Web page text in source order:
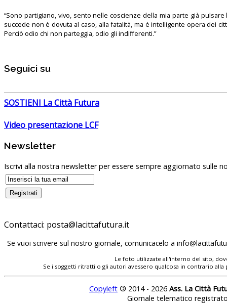
“Sono partigiano, vivo, sento nelle coscienze della mia parte già pulsare
succede non è dovuta al caso, alla fatalità, ma è intelligente opera dei
Perciò odio chi non parteggia, odio gli indifferenti.”
Seguici su
SOSTIENI La Città Futura
Video presentazione LCF
Newsletter
Iscrivi alla nostra newsletter per essere sempre aggiornato sulle
Contattaci:
Se vuoi scrivere sul nostro giornale, comunicacelo a
Le foto utilizzate all'interno del sito,
Se i soggetti ritratti o gli autori avessero qualcosa in contrario
Copyleft © 2014 - 2026 Ass. La Città
Giornale telematico